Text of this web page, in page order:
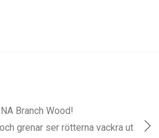
Branch Wood!
grenar ser rötterna vackra ut